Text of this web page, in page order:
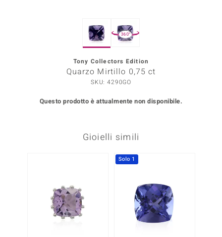
360°
Tony Collectors Edition
Quarzo Mirtillo 0,75 ct
SKU: 4290GO
Questo prodotto è attualmente non disponibile.
Gioielli simili
Solo 1